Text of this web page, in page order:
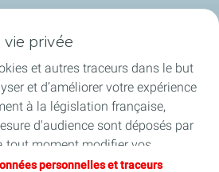
privée
et autres traceurs dans le but
et d’améliorer votre expérience
à la législation française,
d'audience sont déposés par
tout moment modifier vos
cliquant sur le bouton « Gérer
personnelles et traceurs